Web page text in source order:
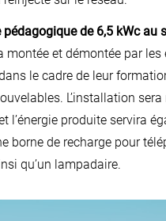
pédagogique de 6,5 kWc au
montée et démontée par
le cadre de leur
L’installation
l’énergie produite servira
borne de recharge pour
qu’un lampadaire.